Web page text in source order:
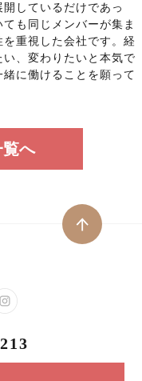
しているだけであっ
も同じメンバーが集ま
重視した会社です。経
、変わりたいと本気で
に働けることを願って
へ